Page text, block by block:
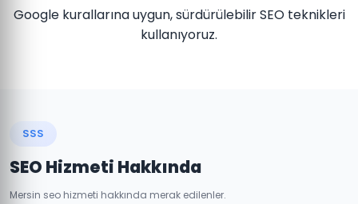
Google kurallarına uygun, sürdürülebilir SEO teknikleri
kullanıyoruz.
SSS
SEO Hizmeti Hakkında
Mersin seo hizmeti hakkında merak edilenler.